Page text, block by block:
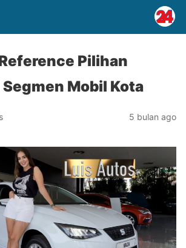
Pilihan
Mobil Kota
5 bulan ago